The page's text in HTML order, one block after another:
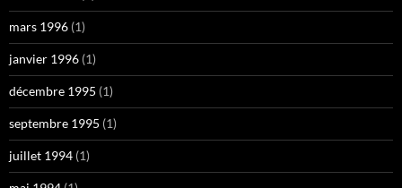
mars 1996 (1)
janvier 1996 (1)
décembre 1995 (1)
septembre 1995 (1)
juillet 1994 (1)